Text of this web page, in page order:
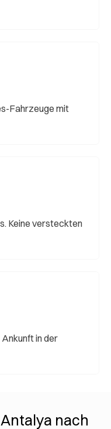
Fahrzeuge mit
Keine versteckten
in der
nach